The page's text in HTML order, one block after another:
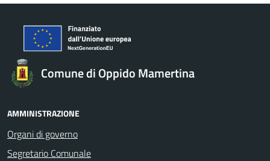
Comune di Oppido Mamertina
AMMINISTRAZIONE
Organi di governo
Segretario Comunale